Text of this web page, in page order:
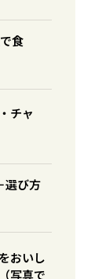
食
チャ
選び方
おいし
写真で